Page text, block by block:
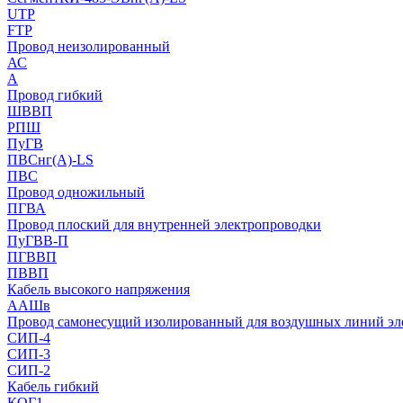
UTP
FTP
Провод неизолированный
АС
А
Провод гибкий
ШВВП
РПШ
ПуГВ
ПВСнг(А)-LS
ПВС
Провод одножильный
ПГВА
Провод плоский для внутренней электропроводки
ПуГВВ-П
ПГВВП
ПВВП
Кабель высокого напряжения
ААШв
Провод самонесущий изолированный для воздушных линий
СИП-4
СИП-3
СИП-2
Кабель гибкий